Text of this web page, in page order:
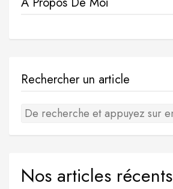
Rechercher un article
Nos articles récents